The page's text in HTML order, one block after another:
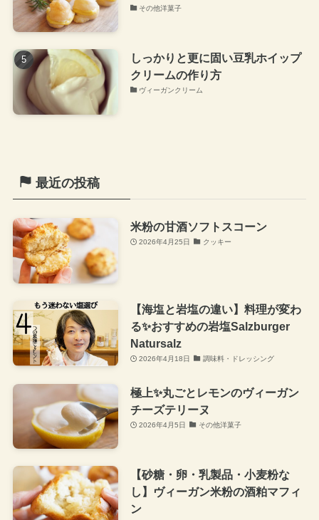
その他洋菓子
しっかりと更に固い豆乳ホイップ
クリームの作り方
ヴィーガンクリーム
最近の投稿
米粉の甘酒ソフトスコーン
2026年4月25日 クッキー
【海塩と岩塩の違い】料理が変わ
る✨おすすめの岩塩Salzburger
Natursalz
2026年4月18日 調味料・ドレッシング
極上✨丸ごとレモンのヴィーガン
チーズテリーヌ
2026年4月5日 その他洋菓子
【砂糖・卵・乳製品・小麦粉な
し】ヴィーガン米粉の酒粕マフィ
ン